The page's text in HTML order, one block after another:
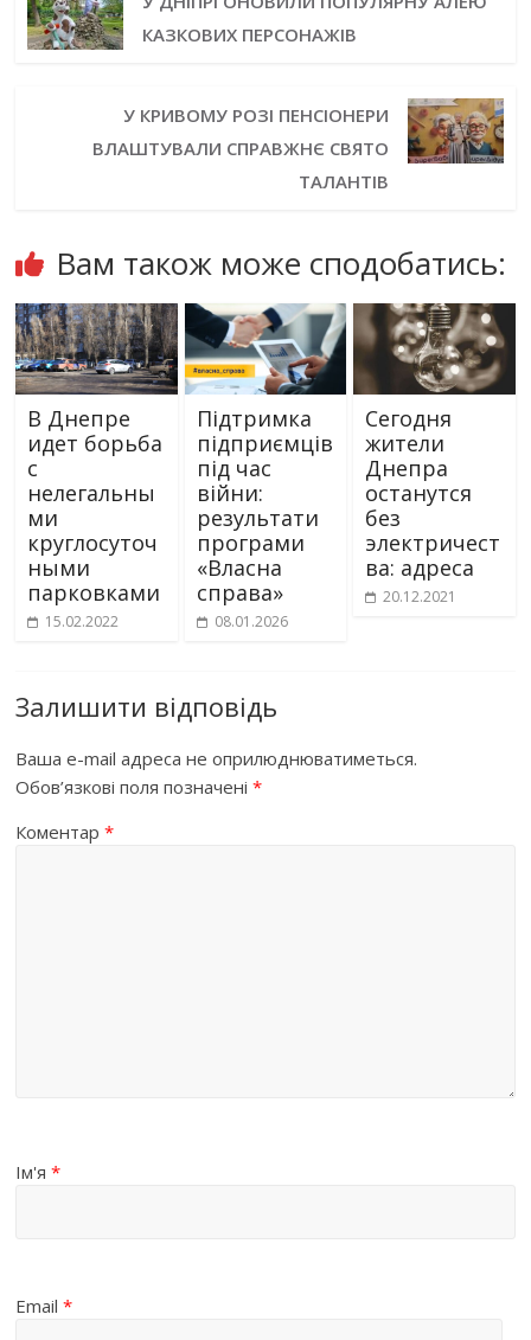
КАЗКОВИХ ПЕРСОНАЖІВ
У КРИВОМУ РОЗІ ПЕНСІОНЕРИ
ВЛАШТУВАЛИ СПРАВЖНЄ СВЯТО
ТАЛАНТІВ
Вам також може сподобатись:
В Днепре
идет борьба
с
нелегальны
ми
круглосуточ
ными
парковками
15.02.2022
Підтримка
підприємців
під час
війни:
результати
програми
«Власна
справа»
08.01.2026
Сегодня
жители
Днепра
останутся
без
электричест
ва: адреса
20.12.2021
Залишити відповідь
Ваша e-mail адреса не оприлюднюватиметься.
Обов’язкові поля позначені*
Коментар*
Ім'я*
Email*